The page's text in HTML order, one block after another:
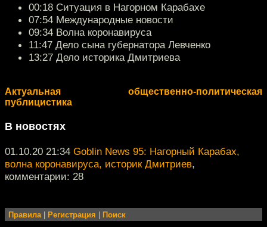
00:18 Ситуация в Нагорном Карабахе
07:54 Международные новости
09:34 Волна коронавируса
11:47 Дело сына губернатора Левченко
13:27 Дело историка Дмитриева
Актуальная общественно-политическая
публицистика
В новостях
01.10.20 21:34 Goblin News 95: Нагорный Карабах,
волна коронавируса, историк Дмитриев,
комментарии: 28
Правила| Регистрация Поиск